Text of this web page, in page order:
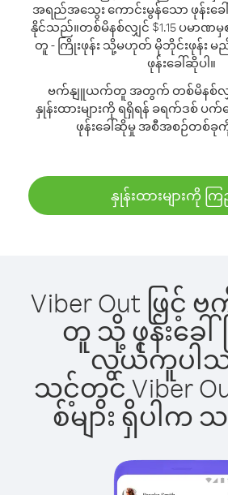
အရည်အသွေး ကောင်းမွန်သော ဖုန်းခေ
နိုင်သည်။တစ်မိနစ်လျှင် $1.15 ပမာ
တူ - ကြိုးဖုန်း သို့မဟုတ် မိုဘိုင်းဖုန်း
ဖုန်းခေါ်ဆိုပါ။
ဗက်နျူယက်တူ အတွက် တစ်မိနစ်လျှ
နှုန်းထားများကို ရရှိရန် ခရက်ဒစ် ပ
ဖုန်းခေါ်ဆိုမှု အစီအစဉ်တစ်ခု
နှုန်းထားများကို ကြ
Viber Out ဖြ
တူ သို့ ဖုန်းခေါ်
လွယ်ကူပါ
သင့်တွင် Viber
စ်များ ရှိပါ